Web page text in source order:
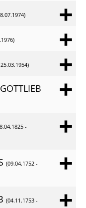
-
(09.04.1752 -
(04.11.1753 -